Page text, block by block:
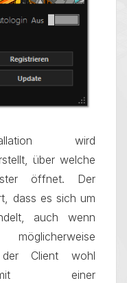
wird
über welche
öffnet. Der
dass es sich um
auch wenn
Client wohl
mit einer